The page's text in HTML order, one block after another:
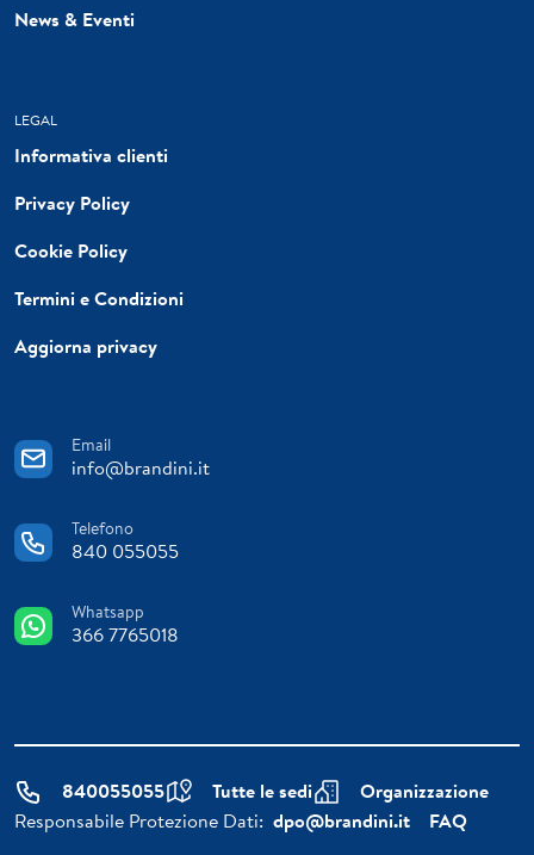
News & Eventi
LEGAL
Informativa clienti
Privacy Policy
Cookie Policy
Termini e Condizioni
Aggiorna privacy
Email
info@brandini.it
Telefono
840 055055
Whatsapp
366 7765018
840055055 Tutte le sedi
Organizzazione
Responsabile Protezione Dati: dpo@brandini.it
FAQ